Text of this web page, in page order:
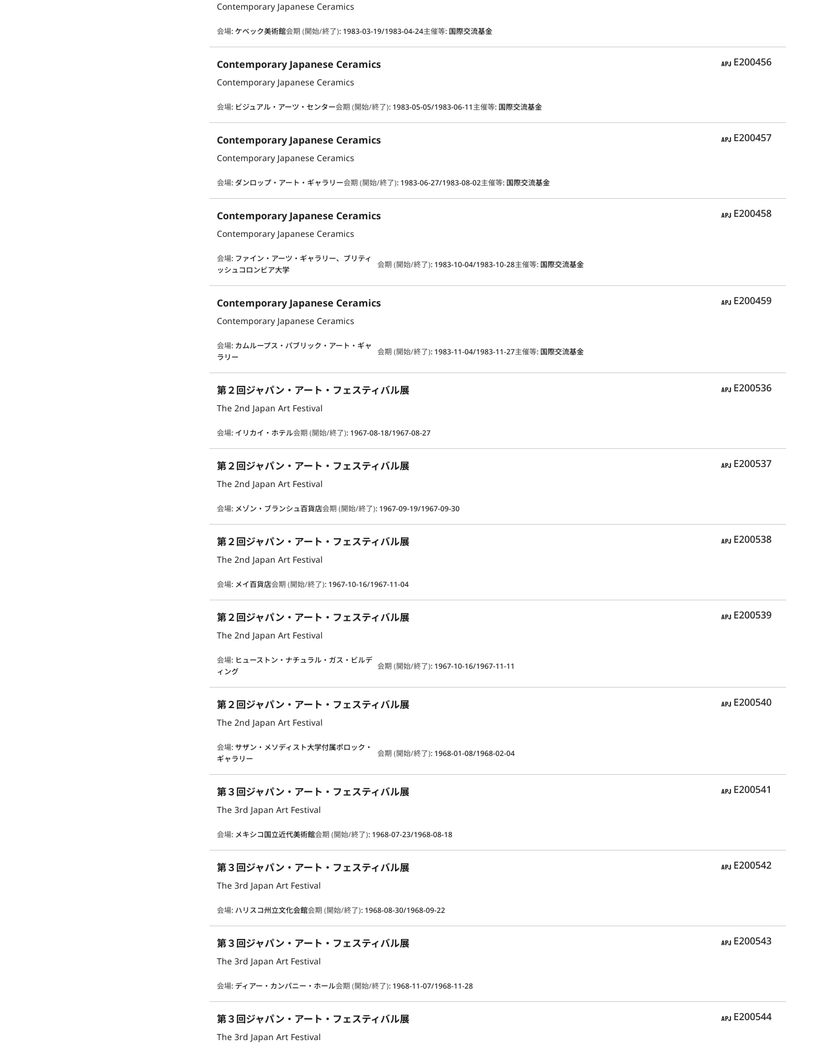
Contemporary Japanese Ceramics
会場: ケベック美術館会期 (開始/終了): 1983-03-19/1983-04-24主催等: 国際交流基金
APJ
E200456
Contemporary Japanese Ceramics
Contemporary Japanese Ceramics
会場: ビジュアル・アーツ・センター会期 (開始/終了): 1983-05-05/1983-06-11主催等: 国際交流基金
APJ
E200457
Contemporary Japanese Ceramics
Contemporary Japanese Ceramics
会場:ダンロップ・アート・ギャラリー会期 (開始/終了): 1983-06-27/1983-08-02主催等: 国際交流基金
APJ
E200458
Contemporary Japanese Ceramics
Contemporary Japanese Ceramics
会場: ファイン・アーツ・ギャラリー、ブリティ
ッシュコロンビア大学
会期 (開始/終了): 1983-10-04/1983-10-28主催等: 国際交流基金
APJ
E200459
Contemporary Japanese Ceramics
Contemporary Japanese Ceramics
会場: カムループス・パブリック・アート・ギャ
ラリー
会期 (開始/終了): 1983-11-04/1983-11-27主催等: 国際交流基金
APJ
E200536
第２回ジャパン・アート・フェスティバル展
The 2nd Japan Art Festival
会場: イリカイ・ホテル会期 (開始/終了): 1967-08-18/1967-08-27
APJ
E200537
第２回ジャパン・アート・フェスティバル展
The 2nd Japan Art Festival
会場: メゾン・ブランシュ百貨店会期 (開始/終了): 1967-09-19/1967-09-30
APJ
E200538
第２回ジャパン・アート・フェスティバル展
The 2nd Japan Art Festival
会場: メイ百貨店会期 (開始/終了): 1967-10-16/1967-11-04
APJ
E200539
第２回ジャパン・アート・フェスティバル展
The 2nd Japan Art Festival
会場: ヒューストン・ナチュラル・ガス・ビルデ
ィング
会期 (開始/終了): 1967-10-16/1967-11-11
APJ
E200540
第２回ジャパン・アート・フェスティバル展
The 2nd Japan Art Festival
会場:サザン・メソディスト大学付属ポロック・
ギャラリー
会期 (開始/終了): 1968-01-08/1968-02-04
APJ
E200541
第３回ジャパン・アート・フェスティバル展
The 3rd Japan Art Festival
会場: メキシコ国立近代美術館会期 (開始/終了): 1968-07-23/1968-08-18
APJ
E200542
第３回ジャパン・アート・フェスティバル展
The 3rd Japan Art Festival
会場: ハリスコ州立文化会館会期 (開始/終了): 1968-08-30/1968-09-22
APJ
E200543
第３回ジャパン・アート・フェスティバル展
The 3rd Japan Art Festival
会場: ディアー・カンパニー・ホール会期 (開始/終了): 1968-11-07/1968-11-28
APJ
E200544
第３回ジャパン・アート・フェスティバル展
The 3rd Japan Art Festival